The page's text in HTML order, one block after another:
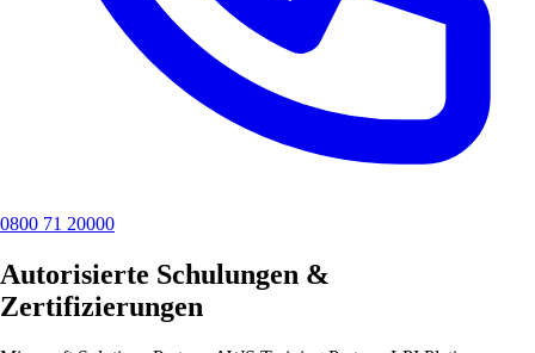
0800 71 20000
Autorisierte Schulungen &
Zertifizierungen